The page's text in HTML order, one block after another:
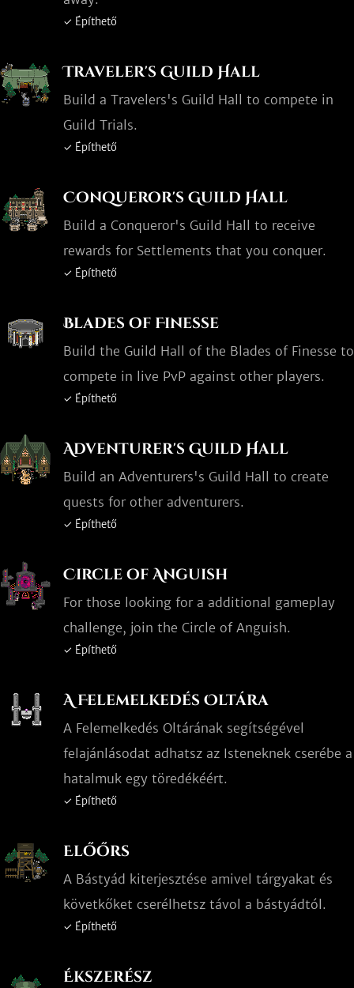
✓ Építhető
Traveler's Guild Hall
Build a Travelers's Guild Hall to compete in
Guild Trials.
✓ Építhető
Conqueror's Guild Hall
Build a Conqueror's Guild Hall to receive
rewards for Settlements that you conquer.
✓ Építhető
Blades of Finesse
Build the Guild Hall of the Blades of Finesse to
compete in live PvP against other players.
✓ Építhető
Adventurer's Guild Hall
Build an Adventurers's Guild Hall to create
quests for other adventurers.
✓ Építhető
Circle of Anguish
For those looking for a additional gameplay
challenge, join the Circle of Anguish.
✓ Építhető
A Felemelkedés Oltára
A Felemelkedés Oltárának segítségével
felajánlásodat adhatsz az Isteneknek cserébe a
hatalmuk egy töredékéért.
✓ Építhető
Előőrs
A Bástyád kiterjesztése amivel tárgyakat és
követkőket cserélhetsz távol a bástyádtól.
✓ Építhető
Ékszerész